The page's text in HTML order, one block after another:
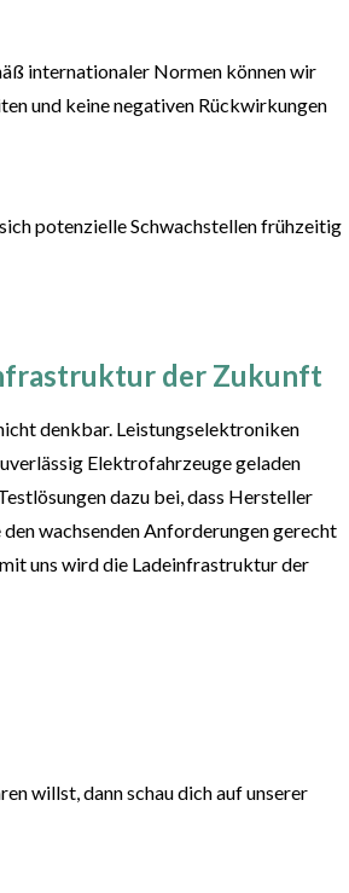
internationaler Normen können wir
und keine negativen Rückwirkungen
potenzielle Schwachstellen frühzeitig
der Zukunft
denkbar. Leistungselektroniken
Elektrofahrzeuge geladen
dazu bei, dass Hersteller
wachsenden Anforderungen gerecht
uns wird die Ladeinfrastruktur der
willst, dann schau dich auf unserer